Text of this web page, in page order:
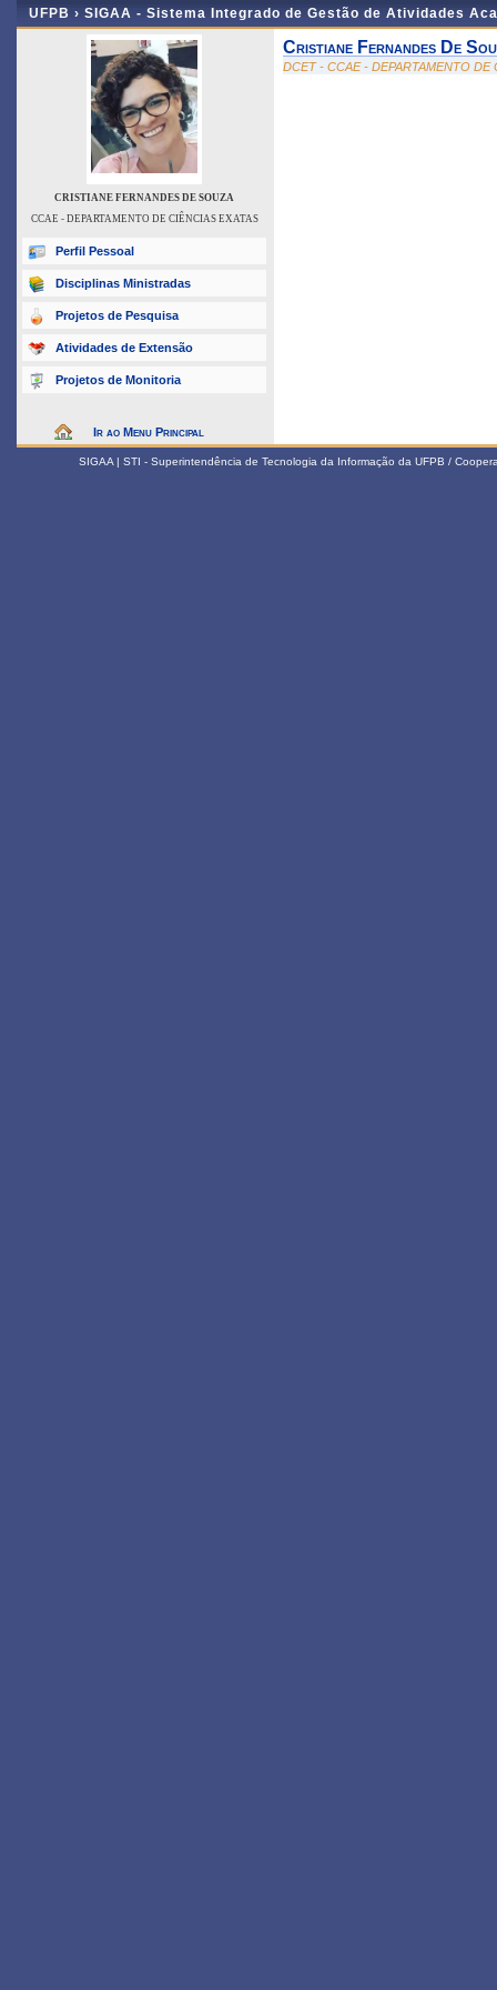
UFPB › SIGAA - Sistema Integrado de Gestão de Atividades
CRISTIANE FERNANDES DE SOUZA
CCAE - DEPARTAMENTO DE CIÊNCIAS EXATAS
Perfil Pessoal
Disciplinas Ministradas
Projetos de Pesquisa
Atividades de Extensão
Projetos de Monitoria
Ir ao Menu Principal
Cristiane Fernandes De
DCET - CCAE - DEPARTAMENTO DE
SIGAA | STI - Superintendência de Tecnologia da Informação da UFPB /